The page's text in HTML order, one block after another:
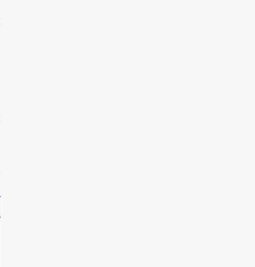
航飞行员跨国走私7万